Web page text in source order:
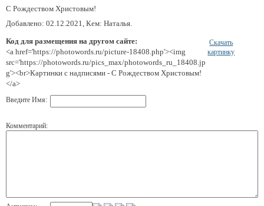
С Рождеством Христовым!
Добавлено: 02.12.2021, Кем: Наталья.
Код для размещения на другом сайте:
<a href='https://photowords.ru/picture-18408.php'><img
src='https://photowords.ru/pics_max/photowords_ru_18408.jp
g'><br>Картинки с надписями - С Рождеством Христовым!
</a>
Скачать
картинку
Введите Имя:
Комментарий: